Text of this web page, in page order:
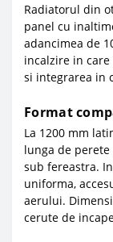
Radiatorul din
panel cu
adancimea de
incalzire in
si integrarea in
Format
La 1200 mm
lunga de
sub fereastra.
uniforma,
aerului.
cerute de